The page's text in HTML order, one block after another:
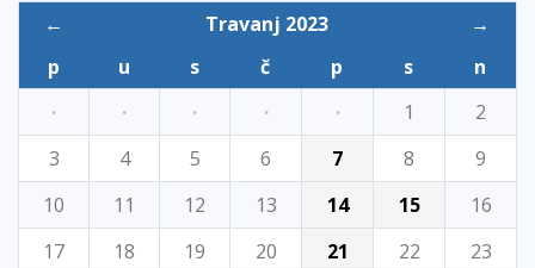
← Travanj 2023
→
p
u s č p s
n
·
· · · · 1
2
3
4 5 6 7 8
9
10
11 12 13 14 15
16
17
18 19 20 21 22
23